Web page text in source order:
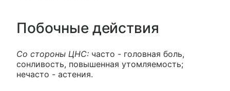
Побочные действия
Со стороны ЦНС: часто - головная боль,
сонливость, повышенная утомляемость;
нечасто - астения.